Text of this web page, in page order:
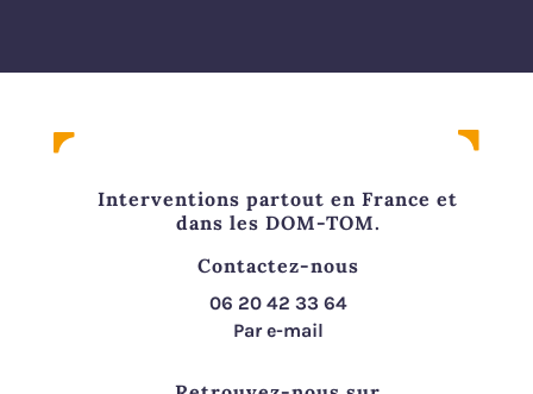
Interventions partout en France et
dans les DOM-TOM.
Contactez-nous
06 20 42 33 64
Par e-mail